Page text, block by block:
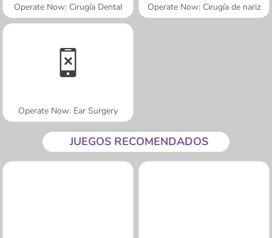
Operate Now: Cirugía Dental Operate Now: Cirugía de nariz
Operate Now: Ear Surgery
JUEGOS RECOMENDADOS